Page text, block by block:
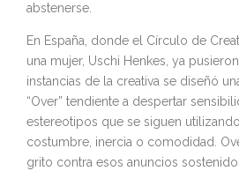
abstenerse.
En España, donde el Círculo de
una mujer, Uschi Henkes, ya
instancias de la creativa se diseñó
“Over” tendiente a despertar
estereotipos que se siguen
costumbre, inercia o comodidad.
grito contra esos anuncios